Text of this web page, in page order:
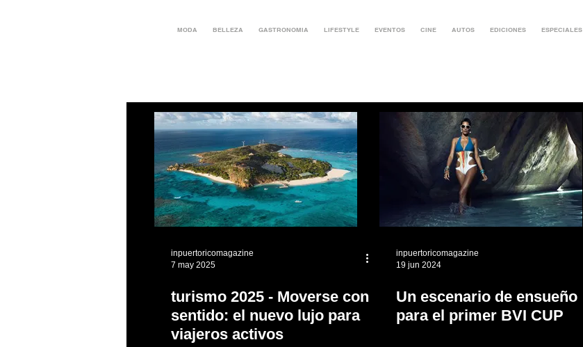
MODA BELLEZA GASTRONOMIA LIFESTYLE EVENTOS CINE AUTOS EDICIONES ESPECIALES
inpuertoricomagazine
7 may 2025
turismo 2025 - Moverse con
sentido: el nuevo lujo para
viajeros activos
inpuertoricomagazine
19 jun 2024
Un escenario de ensueño
para el primer BVI CUP